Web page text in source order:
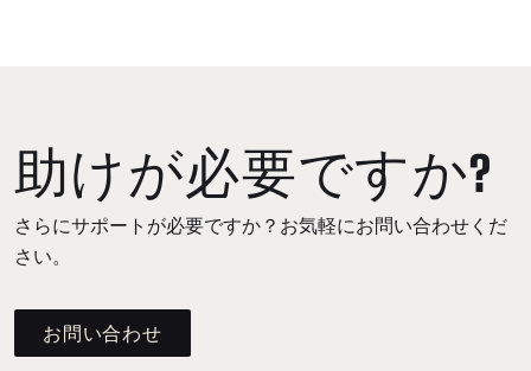
助けが必要ですか?
さらにサポートが必要ですか？お気軽にお問い合わせくだ
さい。
お問い合わせ